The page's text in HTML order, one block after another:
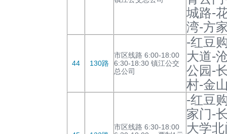
城路-
湾-方
44 130路
市区线路 6:00-18:00
6:30-18:30 镇江公交
总公司
-红豆
大道-
公园-
村-金
市区线路 6:30-18:00
-红豆
家门-
大学